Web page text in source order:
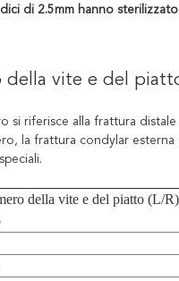
di 2.5mm hanno sterilizzato
vite e del
si riferisce alla frattura
la frattura condylar
della vite e del piatto (L/